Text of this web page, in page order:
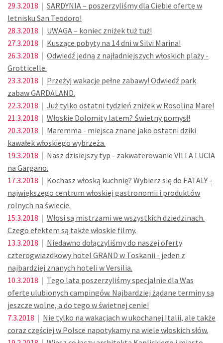
29.3.2018 | SARDYNIA – poszerzyliśmy dla Ciebie ofertę w
letnisku San Teodoro!
28.3.2018 | UWAGA – koniec zniżek tuż tuż!
27.3.2018 | Kuszące pobyty na 14 dni w Silvi Marina!
26.3.2018 | Odwiedź jedną z najładniejszych włoskich plaży -
Grotticelle.
23.3.2018 | Przeżyj wakacje pełne zabawy! Odwiedź park
zabaw GARDALAND.
22.3.2018 | Już tylko ostatni tydzień zniżek w Rosolina Mare!
21.3.2018 | Włoskie Dolomity latem? Świetny pomysł!
20.3.2018 | Maremma - miejsca znane jako ostatni dziki
kawałek włoskiego wybrzeża.
19.3.2018 | Nasz dzisiejszy typ - zakwaterowanie VILLA LUCIA
na Gargano.
17.3.2018 | Kochasz włoską kuchnię? Wybierz się do EATALY -
największego centrum włoskiej gastronomii i produktów
rolnych na świecie.
15.3.2018 | Włosi są mistrzami we wszystkich dziedzinach.
Czego efektem są także włoskie filmy.
13.3.2018 | Niedawno dołączyliśmy do naszej oferty
czterogwiazdkowy hotel GRAND w Toskanii - jeden z
najbardziej znanych hoteli w Versilia.
10.3.2018 | Tego lata poszerzyliśmy specjalnie dla Was
ofertę ulubionych campingów. Najbardziej żądane terminy są
jeszcze wolne, a do tego w świetnej cenie!
7.3.2018 | Nie tylko na wakacjach w ukochanej Italii, ale także
coraz częściej w Polsce napotykamy na wiele włoskich słów.